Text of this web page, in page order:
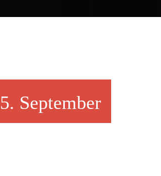
5. September